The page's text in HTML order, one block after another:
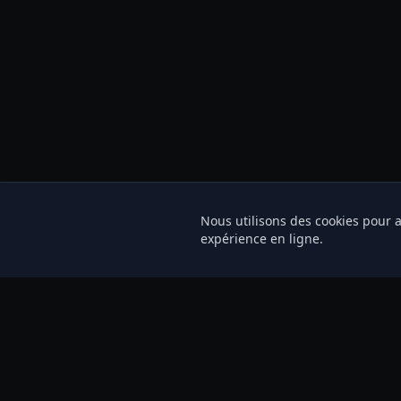
Nous utilisons des cookies pour
expérience en ligne.